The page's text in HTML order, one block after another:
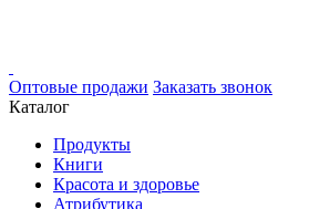
Оптовые продажи Заказать звонок
Каталог
Продукты
Книги
Красота и здоровье
Атрибутика